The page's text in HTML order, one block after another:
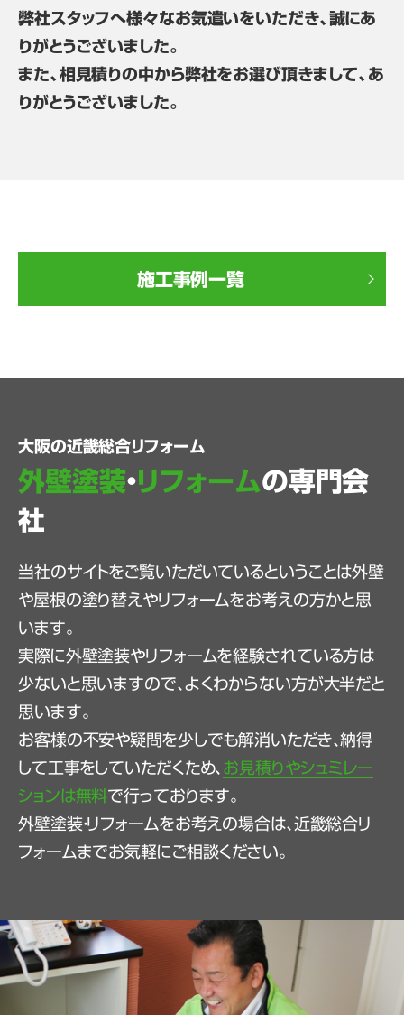
弊社スタッフへ様々なお気遣いをいただき、誠にあ
りがとうございました。
また、相見積りの中から弊社をお選び頂きまして、あ
りがとうございました。
施工事例一覧
大阪の近畿総合リフォーム
外壁塗装・リフォームの専門会
社
当社のサイトをご覧いただいているということは外壁
や屋根の塗り替えやリフォームをお考えの方かと思
います。
実際に外壁塗装やリフォームを経験されている方は
少ないと思いますので、よくわからない方が大半だと
思います。
お客様の不安や疑問を少しでも解消いただき、納得
して工事をしていただくため、 お見積りやシュミレー
ションは無料で行っております。
外壁塗装・リフォームをお考えの場合は、近畿総合リ
フォームまでお気軽にご相談ください。